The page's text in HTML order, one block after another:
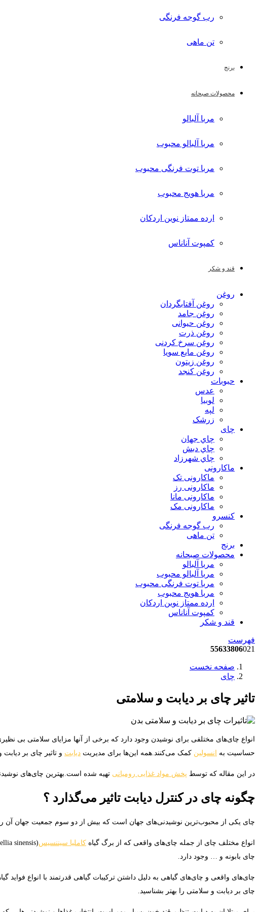
رب گوجه فرنگی
تن ماهی
برنج
محصولات صبحانه
مربا آلبالو
مربا آلبالو محبوب
مربا توت فرنگی محبوب
مربا هویج محبوب
ارده ممتاز نوین اردکان
کمپوت آناناس
قند و شکر
روغن
روغن آفتابگردان
روغن جامد
روغن حیوانی
روغن ذرت
روغن سرخ کردنی
روغن مایع سویا
روغن زیتون
روغن کنجد
حبوبات
عدس
لوبیا
لپه
زرشک
چای
چاي جهان
چاي دبش
چاي شهرزاد
ماکارونی
ماکارونی تک
ماکارونی رز
ماکارونی مانا
ماکارونی مک
کنسرو
رب گوجه فرنگی
تن ماهی
برنج
محصولات صبحانه
مربا آلبالو
مربا آلبالو محبوب
مربا توت فرنگی محبوب
مربا هویج محبوب
ارده ممتاز نوین اردکان
کمپوت آناناس
قند و شکر
فهرست
55633806021
صفحه نخست
چای
تاثیر چای بر دیابت و سلامتی
انواع چای‌های مختلفی برای نوشیدن وجود دارد که برخی از آنها مزایای سلامتی بی
حساسیت به
انسولین کمک می‌کنند.همه این‌ها برای مدیریت دیابت و تاثیر چای بر
در این مقاله که توسط پخش مواد غذایی رومیانی تهیه شده است.بهترین چای‌های
چگونه چای در کنترل دیابت تاثیر می‌گذارد ؟
چای یکی از محبوب‌ترین نوشیدنی‌های جهان است که بیش از دو سوم جمعیت جهان آن را
انواع مختلف چای از جمله‌ چای‌های واقعی که از برگ گیاه کاملیا سیننسیس(Camellia sinensis .نام علمی گیاهی که چای را از آن تهیه می‌کنند.) مانند چای سیاه،سبز و
چای بابونه و … وجود دارد.
چای‌های واقعی و چای‌های گیاهی به دلیل داشتن ترکیبات گیاهی قدرتمند با انواع فواید
چای بر دیابت و سلامتی را بهتر بشناسید.